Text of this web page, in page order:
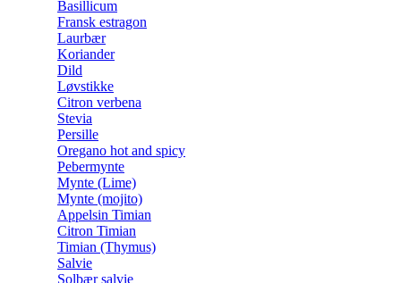
Basillicum
Fransk estragon
Laurbær
Koriander
Dild
Løvstikke
Citron verbena
Stevia
Persille
Oregano hot and spicy
Pebermynte
Mynte (Lime)
Mynte (mojito)
Appelsin Timian
Citron Timian
Timian (Thymus)
Salvie
Solbær salvie